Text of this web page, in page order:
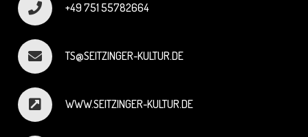
+49 751 55782664
TS@SEITZINGER-KULTUR.DE
WWW.SEITZINGER-KULTUR.DE